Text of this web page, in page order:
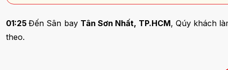
01:25Đến Sân bay Tân Sơn Nhất, TP.HCM, Qúy khách
theo.